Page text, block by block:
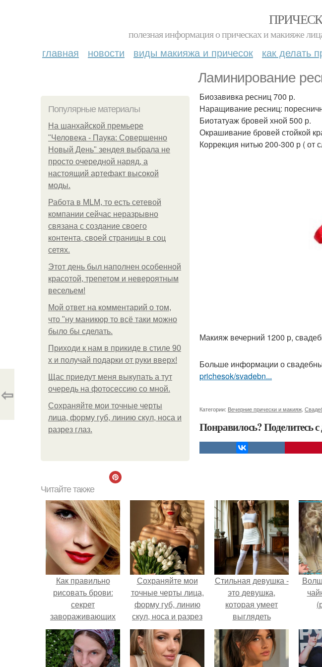
полезная информация о прическах и макияже
главная новости виды макияжа и причесок как делать
Ламинирование
Популярные материалы
На шанхайской премьере
"Человека - Паука: Совершенно
Новый День" зендея выбрала не
просто очередной наряд, а
настоящий артефакт высокой
моды.
Работа в MLM, то есть сетевой
компании сейчас неразрывно
связана с создание своего
контента, своей страницы в соц
сетях.
Этот день был наполнен особенной
красотой, трепетом и невероятным
весельем!
Мой ответ на комментарий о том,
что "ну маникюр то всё таки можно
было бы сделать.
Приходи к нам в прикиде в стиле 90
х и получай подарки от руки вверх!
Щас приедут меня выкупать а тут
очередь на фотосессию со мной.
Сохраняйте мои точные черты
лица, форму губ, линию скул, носа и
разрез глаз.
Биозавивка ресниц 700 р.
Наращивание ресниц:
Биотатуаж бровей хной 500 р.
Окрашивание бровей стойкой
Коррекция нитью 200-300 р ( от
Макияж вечерний 1200 р,
Больше информации о
prichesok/svadebn...
Категории: Вечерние прически и макияж
Понравилось? Поделитесь
⇦
Читайте также
Как правильно
рисовать брови:
секрет
завораживающих
глаз!
Сохраняйте мои
точные черты лица,
форму губ, линию
скул, носа и разрез
глаз.
Стильная девушка -
это девушка,
которая умеет
выглядеть
привлекательно и
элегантно в любои
ситуации.